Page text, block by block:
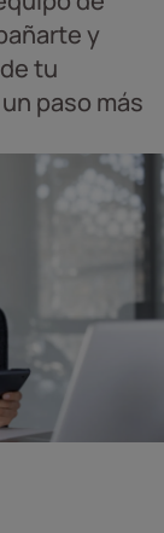
y
tu
paso más